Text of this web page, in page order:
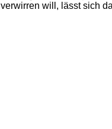
verwirren will, lässt sich